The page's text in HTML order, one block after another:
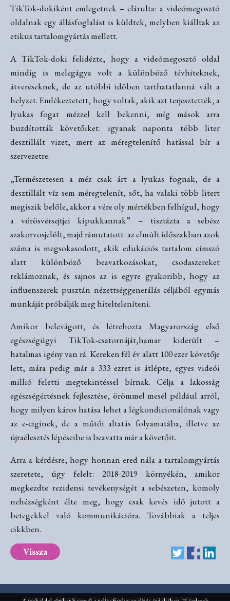
TikTok-dokiként emlegetnek – elárulta: a videómegosztó
oldalnak egy állásfoglalást is küldtek, melyben kiálltak az
etikus tartalomgyártás mellett.
A TikTok-doki felidézte, hogy a videómegosztó oldal
mindig is melegágya volt a különböző tévhiteknek,
átveréseknek, de az utóbbi időben tarthatatlanná vált a
helyzet. Emlékeztetett, hogy voltak, akik azt terjesztették, a
lyukas fogat mézzel kell bekenni, míg mások arra
buzdították követőiket: igyanak naponta több liter
desztillált vizet, mert az méregtelenítő hatással bír a
szervezetre.
„Természetesen a méz csak árt a lyukas fognak, de a
desztillált víz sem méregtelenít, sőt, ha valaki több litert
megiszik belőle, akkor a vére oly mértékben felhígul, hogy
a vörösvérsejtjei kipukkannak” – tisztázta a sebész
szakorvosjelölt, majd rámutatott: az elmúlt időszakban azok
száma is megsokasodott, akik edukációs tartalom címszó
alatt különböző beavatkozásokat, csodaszereket
reklámoznak, és sajnos az is egyre gyakoribb, hogy az
influenszerek pusztán nézettséggenerálás céljából egymás
munkáját próbálják meg hitelteleníteni.
Amikor belevágott, és létrehozta Magyarország első
egészségügyi TikTok-csatornáját,hamar kiderült –
hatalmas igény van rá. Kereken fél év alatt 100 ezer követője
lett, mára pedig már a 333 ezret is átlépte, egyes videói
millió feletti megtekintéssel bírnak. Célja a lakosság
egészségértésnek fejlesztése, örömmel mesél például arról,
hogy milyen káros hatása lehet a légkondicionálónak vagy
az e-ciginek, de a műtői altatás folyamatába, illetve az
újraélesztés lépéseibe is beavatta már a követőit.
Arra a kérdésre, hogy honnan ered nála a tartalomgyártás
szeretete, úgy felelt: 2018-2019 környékén, amikor
megkezdte rezidensi tevékenységét a sebészeten, komoly
nehézségként élte meg, hogy csak kevés idő jutott a
betegekkel való kommunikációra. Továbbiak a teljes
cikkben.
Vissza
Kapcsolat Adatvédelem Számlaszámunk: 11100104-18180169-36000001